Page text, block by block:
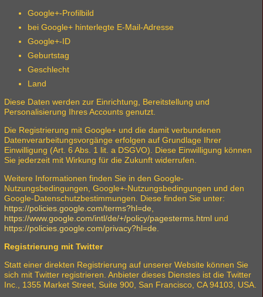
Google+-Profilbild
bei Google+ hinterlegte E-Mail-Adresse
Google+-ID
Geburtstag
Geschlecht
Land
Diese Daten werden zur Einrichtung, Bereitstellung und
Personalisierung Ihres Accounts genutzt.
Die Registrierung mit Google+ und die damit verbundenen
Datenverarbeitungsvorgänge erfolgen auf Grundlage Ihrer
Einwilligung (Art. 6 Abs. 1 lit. a DSGVO). Diese Einwilligung können
Sie jederzeit mit Wirkung für die Zukunft widerrufen.
Weitere Informationen finden Sie in den Google-
Nutzungsbedingungen, Google+-Nutzungsbedingungen und den
Google-Datenschutzbestimmungen. Diese finden Sie unter:
https://policies.google.com/terms?hl=de
https://www.google.com/intl/de/+/policy/pagesterms.html und
https://policies.google.com/privacy?hl=de
Registrierung mit Twitter
Statt einer direkten Registrierung auf unserer Website können Sie
sich mit Twitter registrieren. Anbieter dieses Dienstes ist die Twitter
Inc., 1355 Market Street, Suite 900, San Francisco, CA 94103, USA.